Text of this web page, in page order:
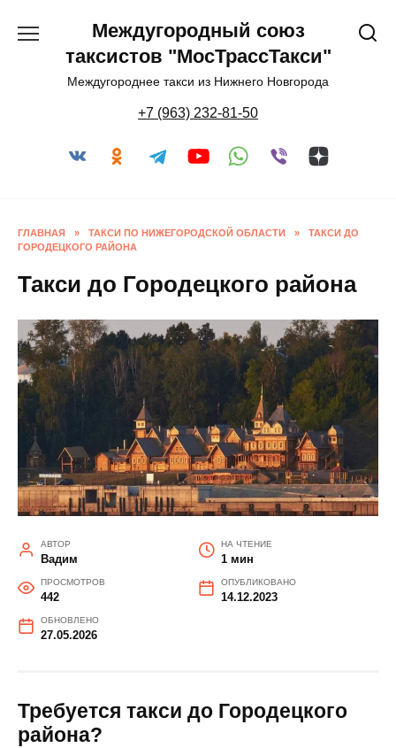
содержанию
Междугородный союз
таксистов "МосТрассТакси"
Междугороднее такси из Нижнего Новгорода
+7 (963) 232-81-50
ГЛАВНАЯ » ТАКСИ ПО НИЖЕГОРОДСКОЙ ОБЛАСТИ »
ТАКСИ ДО
ГОРОДЕЦКОГО РАЙОНА
Такси до Городецкого района
АВТОР
Вадим
НА ЧТЕНИЕ
1 мин
ПРОСМОТРОВ
442
ОПУБЛИКОВАНО
14.12.2023
ОБНОВЛЕНО
27.05.2026
Требуется такси до Городецкого
района?